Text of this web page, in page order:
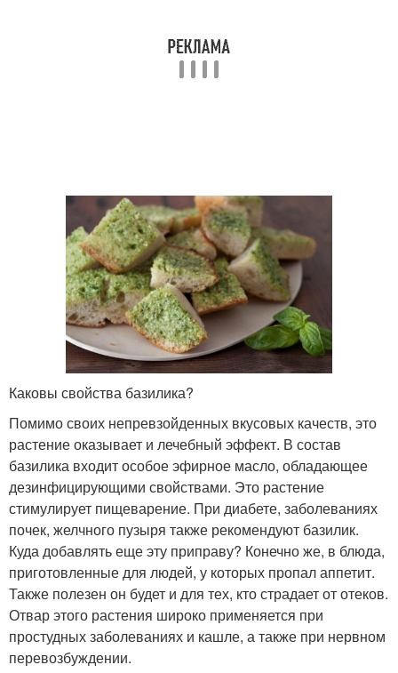
Каковы свойства базилика?
Помимо своих непревзойденных вкусовых качеств, это
растение оказывает и лечебный эффект. В состав
базилика входит особое эфирное масло, обладающее
дезинфицирующими свойствами. Это растение
стимулирует пищеварение. При диабете, заболеваниях
почек, желчного пузыря также рекомендуют базилик.
Куда добавлять еще эту приправу? Конечно же, в блюда,
приготовленные для людей, у которых пропал аппетит.
Также полезен он будет и для тех, кто страдает от отеков.
Отвар этого растения широко применяется при
простудных заболеваниях и кашле, а также при нервном
перевозбуждении.